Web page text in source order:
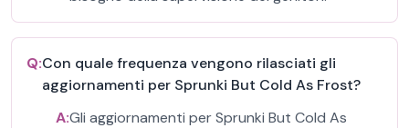
Q:Con quale frequenza vengono rilasciati gli
aggiornamenti per Sprunki But Cold As Frost?
A:Gli aggiornamenti per Sprunki But Cold As